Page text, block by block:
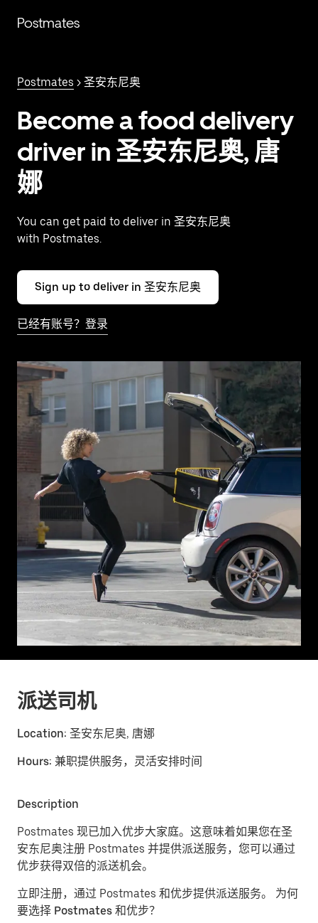
Postmates
Postmates > 圣安东尼奥
Become a food delivery
driver in 圣安东尼奥, 唐
娜
You can get paid to deliver in 圣安东尼奥
with Postmates.
Sign up to deliver in 圣安东尼奥
已经有账号？登录
派送司机
Location: 圣安东尼奥, 唐娜
Hours: 兼职提供服务，灵活安排时间
Description
Postmates 现已加入优步大家庭。这意味着如果您在圣
安东尼奥注册 Postmates 并提供派送服务，您可以通过
优步获得双倍的派送机会。
立即注册，通过 Postmates 和优步提供派送服务。 为何
要选择 Postmates 和优步？